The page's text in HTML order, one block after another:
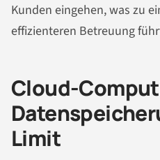
Kunden eingehen, was zu
effizienteren Betreuung
Cloud-
Limit